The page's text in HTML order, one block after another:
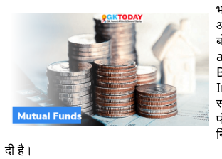
दी है।